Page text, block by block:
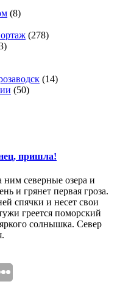
(8)
(278)
(14)
(50)
пришла!
ним северные озера и
и грянет первая гроза.
спячки и несет свои
греется поморский
солнышка. Север